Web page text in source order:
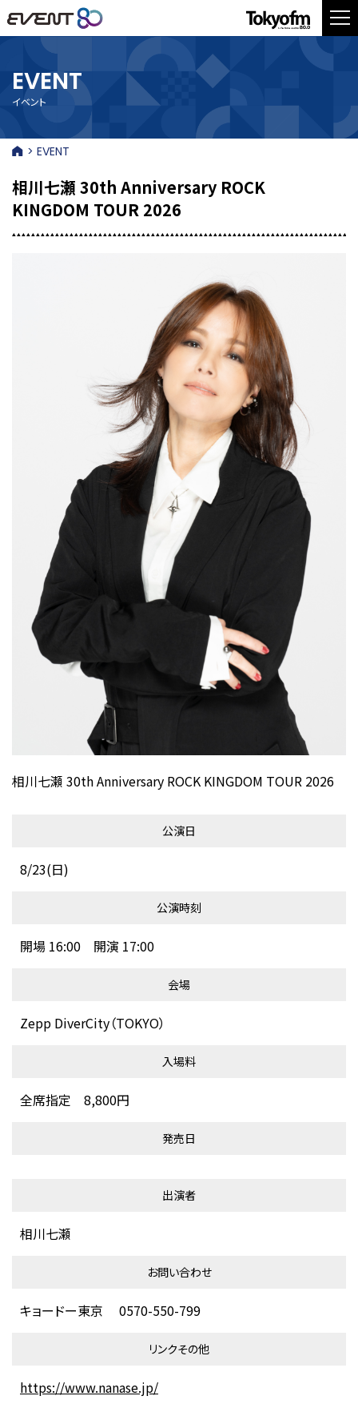
EVENT
イベント
> EVENT
相川七瀬 30th Anniversary ROCK
KINGDOM TOUR 2026
相川七瀬 30th Anniversary ROCK KINGDOM TOUR 2026
公演日
8/23(日)
公演時刻
開場 16:00 開演 17:00
会場
Zepp DiverCity（TOKYO）
入場料
全席指定 8,800円
発売日
出演者
相川七瀬
お問い合わせ
キョードー東京 0570-550-799
リンクその他
https://www.nanase.jp/